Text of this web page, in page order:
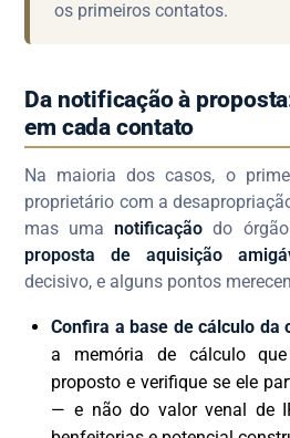
os primeiros contatos.
Da notificação à
em cada contato
Na maioria dos casos, o
proprietário com a
mas umanotificação do
proposta de aquisição
decisivo, e alguns pontos
Confira a base de cálculo da
a memória de cálculo
proposto e verifique se ele
— e não do valor venal de